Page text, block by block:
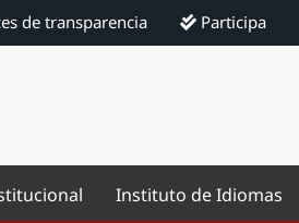
de transparencia Participa
Instituto de Idiomas